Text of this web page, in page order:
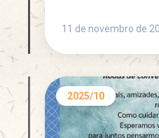
11 de novembro de
2025/10